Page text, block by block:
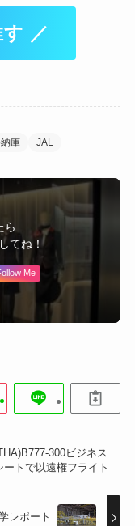
／
庫 JAL
ら
てね！
Me
300ビジネス
トで以遠権フライト
レポート